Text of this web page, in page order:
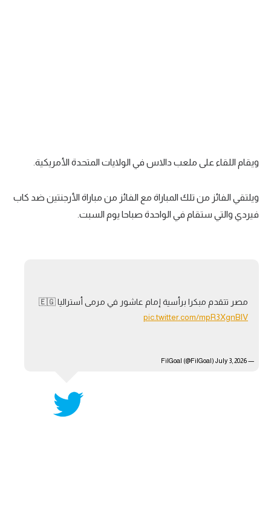
ويقام اللقاء على ملعب دالاس في الولايات المتحدة الأمريكية.
ويلتقي الفائز من تلك المباراة مع الفائز من مباراة الأرجنتين ضد كاب
فيردي والتي ستقام في الواحدة صباحا يوم السبت.
مصر تتقدم مبكرا برأسية إمام عاشور في مرمى أستراليا 🇪🇬
pic.twitter.com/mpR3XgnBlV
— FilGoal (@FilGoal)
July 3, 2026